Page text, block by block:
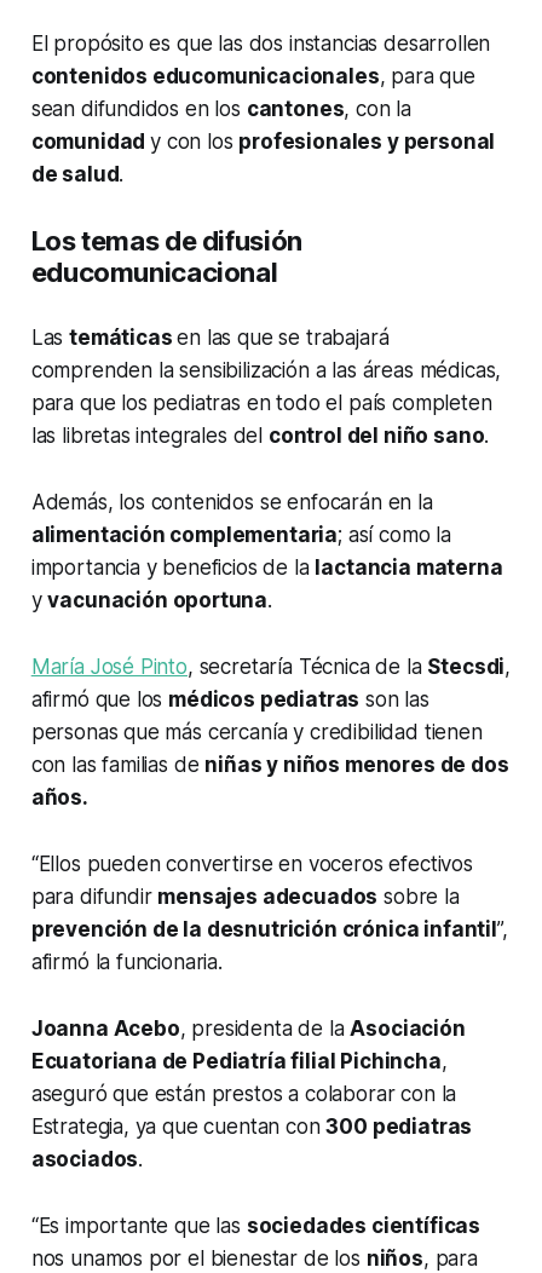
El propósito es que las dos instancias desarrollen
contenidos educomunicacionales, para que
sean difundidos en los cantones, con la
comunidady con los profesionales y personal
de salud.
Los temas de difusión
educomunicacional
Lastemáticasen las que se trabajará
comprenden la sensibilización a las áreas médicas,
para que los pediatras en todo el país completen
las libretas integrales del control del niño sano.
Además, los contenidos se enfocarán en la
alimentación complementaria; así como la
importancia y beneficios de la lactancia materna
yvacunación oportuna.
María José Pinto, secretaría Técnica de la Stecsdi,
afirmó que los médicos pediatras son las
personas que más cercanía y credibilidad tienen
con las familias de niñas y niños menores de dos
años.
“Ellos pueden convertirse en voceros efectivos
para difundir mensajes adecuados sobre la
prevención de la desnutrición crónica infantil ”,
afirmó la funcionaria.
Joanna Acebo, presidenta de laAsociación
Ecuatoriana de Pediatría filial Pichincha,
aseguró que están prestos a colaborar con la
Estrategia, ya que cuentan con300 pediatras
asociados.
“Es importante que las sociedades científicas
nos unamos por el bienestar de los niños, para